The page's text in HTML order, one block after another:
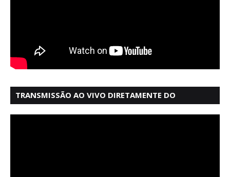
TRANSMISSÃO AO VIVO DIRETAMENTE DO